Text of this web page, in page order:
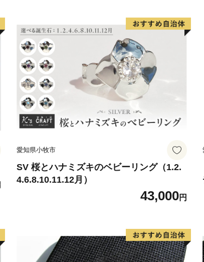
詳細は、下記URLヤマ
てご確認ください。
https://www.yamato-
返礼品発送後にご連絡
たしかねますので、
配送会社への転送依頼
者様ご自身にてご対応を
お問い合わせ先：桜川市
電 話 番 号：050-
メールアドレス：
愛知県小牧市
SV 桜とハナミズキのベビーリング（1.2.
4.6.8.10.11.12月）
43,000円